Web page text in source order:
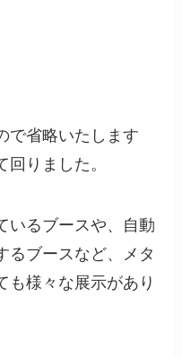
で省略いたします
りました。
いるブースや、自動
るブースなど、メタ
も様々な展示があり